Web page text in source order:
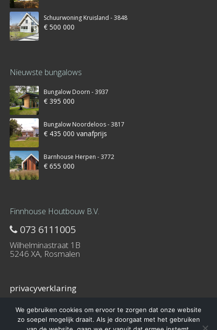
Schuurwoning Kruisland - 3848
€ 500 000
Nieuwste bungalows
Bungalow Doorn - 3937
€ 395 000
Bungalow Noordeloos - 3817
€ 435 000 vanafprijs
Barnhouse Herpen - 3772
€ 655 000
Finnhouse Houtbouw B.V.
073 6111005
Wilhelminastraat 1B
5246 XA, Rosmalen
privacyverklaring
We gebruiken cookies om ervoor te zorgen dat onze website
zo soepel mogelijk draait. Als je doorgaat met het gebruiken